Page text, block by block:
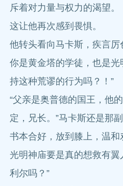
斥着对力量与权力的渴望。
这让他再次感到畏惧。
他转头看向马卡斯，疾言厉
你是黄金塔的学徒，也是
持这种荒谬的行为吗？！”
“父亲是奥普德的国王，他
定，兄长。”马卡斯还是那
书本合好，放到膝上，温和
光明神庙要是真的想救有
利尔吗？”